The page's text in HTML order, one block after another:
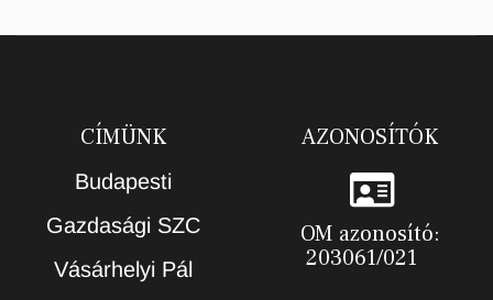
CÍMÜNK
Budapesti
Gazdasági SZC
Vásárhelyi Pál
AZONOSÍTÓK
OM azonosító:
203061/021